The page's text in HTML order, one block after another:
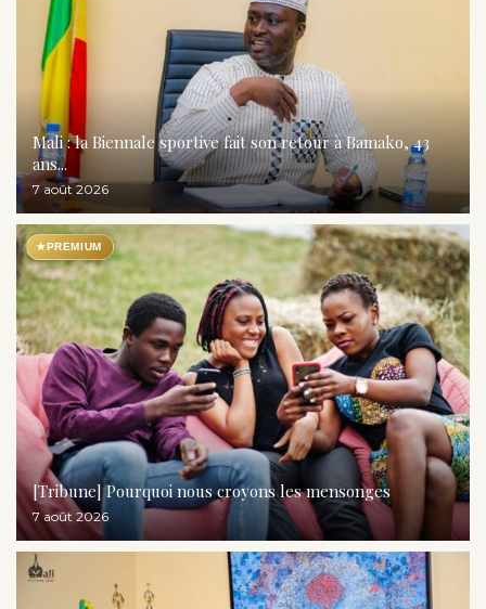
Mali : la Biennale sportive fait son retour à Bamako, 43
ans...
7 août 2026
★PREMIUM
[Tribune] Pourquoi nous croyons les mensonges
7 août 2026